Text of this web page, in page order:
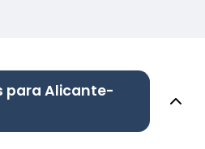
para Alicante-